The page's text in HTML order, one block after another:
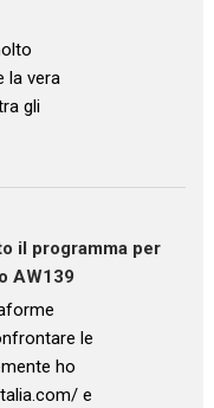
la vera
gli
il programma per
AW139
le
ho
e